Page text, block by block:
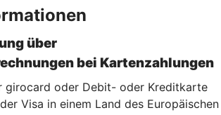
über
bei Kartenzahlungen
girocard oder Debit- oder Kreditkarte
Visa in einem Land des Europäischen